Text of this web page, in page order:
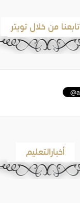
تابعنا من خلال تويتر
أخبارالتعليم